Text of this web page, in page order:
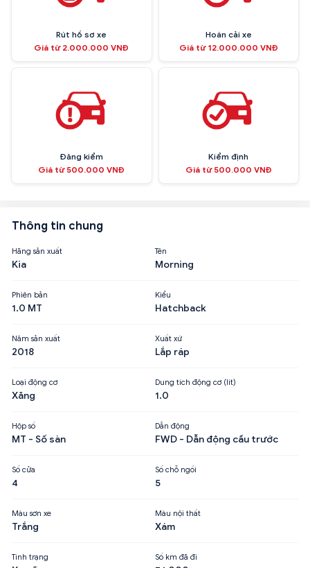
Rút hồ sơ xe
Giá từ 2.000.000 VNĐ
Hoán cải xe
Giá từ 12.000.000 VNĐ
Đăng kiểm
Giá từ 500.000 VNĐ
Kiểm định
Giá từ 500.000 VNĐ
Thông tin chung
Hãng sản xuất
Kia
Tên
Morning
Phiên bản
1.0 MT
Kiểu
Hatchback
Năm sản xuất
2018
Xuất xứ
Lắp ráp
Loại động cơ
Xăng
Dung tích động cơ (lít)
1.0
Hộp số
MT - Số sàn
Dẫn động
FWD - Dẫn động cầu trước
Số cửa
4
Số chỗ ngồi
5
Màu sơn xe
Trắng
Màu nội thất
Xám
Tình trạng Số km đã đi